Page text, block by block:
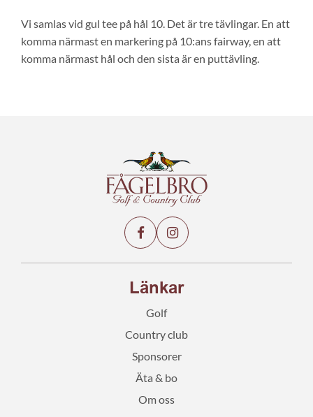
Vi samlas vid gul tee på hål 10. Det är tre tävlingar. En att
komma närmast en markering på 10:ans fairway, en att
komma närmast hål och den sista är en puttävling.
Länkar
Golf
Country club
Sponsorer
Äta & bo
Om oss